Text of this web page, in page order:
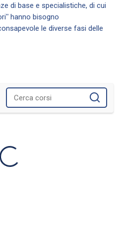
di base e specialistiche, di cui
hanno bisogno
le diverse fasi delle